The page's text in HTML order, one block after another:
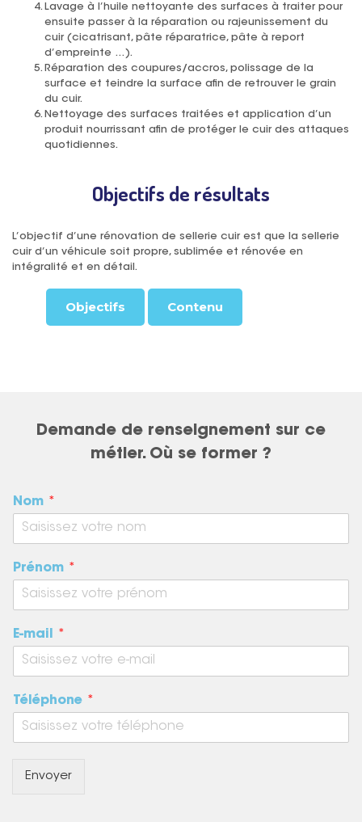
Lavage à l’huile nettoyante des surfaces à traiter pour
ensuite passer à la réparation ou rajeunissement du
cuir (cicatrisant, pâte réparatrice, pâte à report
d’empreinte …).
Réparation des coupures/accros, polissage de la
surface et teindre la surface afin de retrouver le grain
du cuir.
Nettoyage des surfaces traitées et application d’un
produit nourrissant afin de protéger le cuir des attaques
quotidiennes.
Objectifs de résultats
L’objectif d’une rénovation de sellerie cuir est que la sellerie
cuir d’un véhicule soit propre, sublimée et rénovée en
intégralité et en détail.
Objectifs Contenu
Demande de renseignement sur ce
métier. Où se former ?
Nom *
Prénom *
E-mail *
Téléphone *
Envoyer